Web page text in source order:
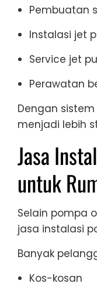
Pembuatan
Instalasi jet
Service jet
Perawatan
Dengan
menjadi lebih
Jasa
untuk
Selain pompa
jasa instalasi
Banyak
Kos-kosan